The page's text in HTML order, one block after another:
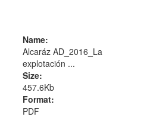
Name:
Alcaráz AD_2016_La
explotación ...
Size:
457.6Kb
Format:
PDF